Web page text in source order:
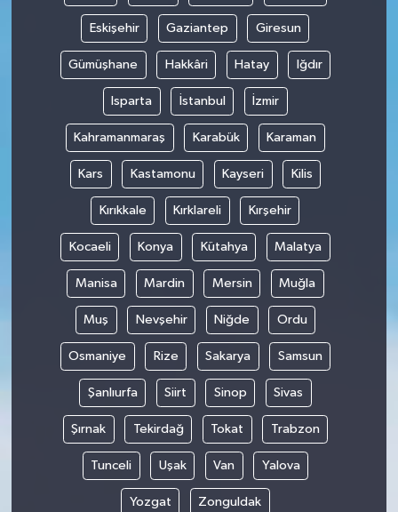
Eskişehir Gaziantep Giresun
Gümüşhane Hakkâri Hatay Iğdır
Isparta İstanbul İzmir
Kahramanmaraş Karabük Karaman
Kars Kastamonu Kayseri Kilis
Kırıkkale Kırklareli Kırşehir
Kocaeli Konya Kütahya Malatya
Manisa Mardin Mersin Muğla
Muş Nevşehir Niğde Ordu
Osmaniye Rize Sakarya Samsun
Şanlıurfa Siirt Sinop Sivas
Şırnak Tekirdağ Tokat Trabzon
Tunceli Uşak Van Yalova
Yozgat Zonguldak